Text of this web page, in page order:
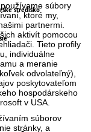
súbory
ktoré my,
partnermi.
aktivít pomocou
Tieto profily
individuálne
a meranie
odvolateľný),
poskytovateľom
hospodárskeho
v USA.
súborov
stránky, a
stredisko